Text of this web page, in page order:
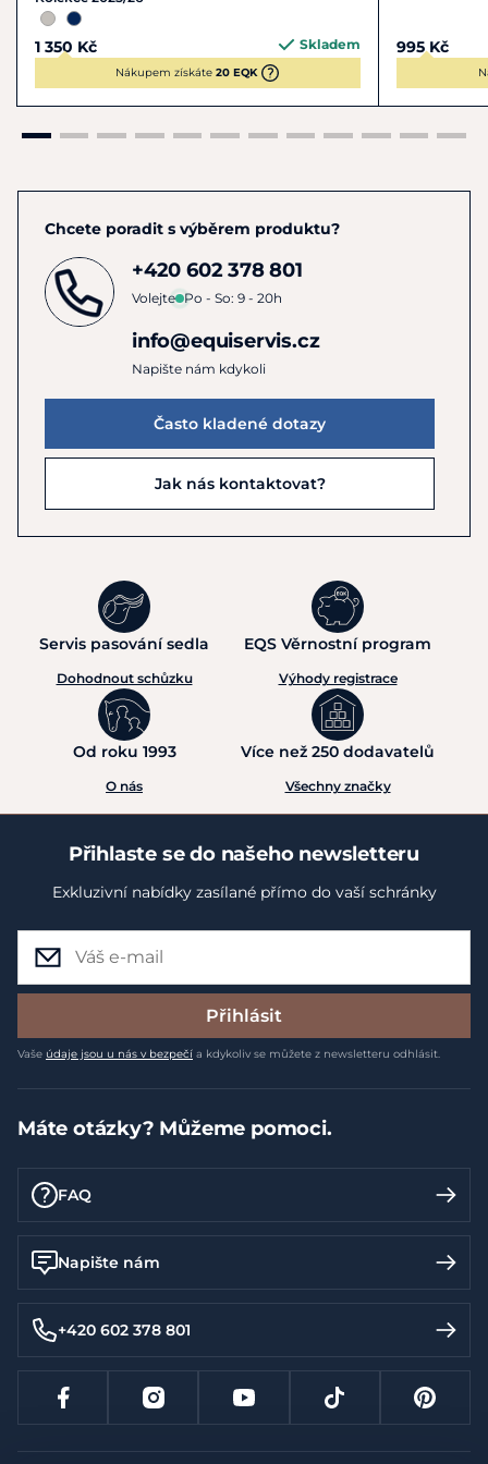
Materiál:
100 % polyvinylchlorid.
Pokyny k péči:
na vzduchu mimo přímé zdroje tepla.
1 350 Kč Skladem
Nákupem získáte20 EQK
995 Kč
Chcete poradit s výběrem produktu?
+420 602 378 801
Volejte Po - So: 9 - 20h
info@equiservis.cz
Napište nám kdykoli
Často kladené dotazy
Jak nás kontaktovat?
Servis pasování sedla
Dohodnout schůzku
EQS Věrnostní program
Výhody registrace
Od roku 1993
O nás
Více než 250 dodavatelů
Všechny značky
Přihlaste se do našeho newsletteru
Exkluzivní nabídky zasílané přímo do vaší schránky
Přihlásit
Vaše údaje jsou u nás v bezpečí a kdykoliv se můžete z newsletteru odhlásit.
Máte otázky? Můžeme pomoci.
FAQ
Napište nám
+420 602 378 801